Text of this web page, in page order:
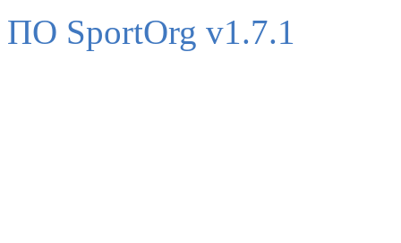
ПО SportOrg v1.7.1